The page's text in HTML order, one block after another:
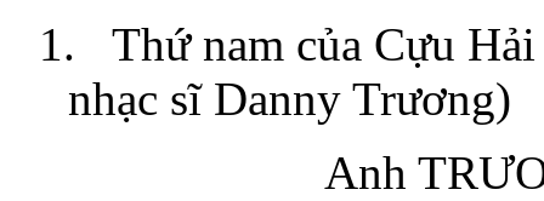
1.
Thứ nam của Cựu
nhạc sĩ Danny Trương)
Anh